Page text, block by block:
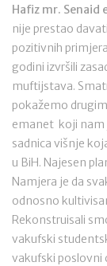
Hafiz mr. Senaid
nije prestao
pozitivnih
godini izvršili
muftijstava.
pokažemo
emanet koji nam
sadnica višnje
u BiH. Najesen
Namjera je da
odnosno
Rekonstruisali
vakufski
vakufski poslovni